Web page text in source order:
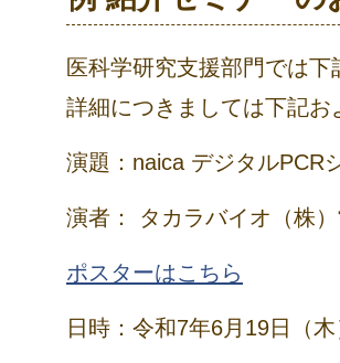
医科学研究支援部門では
詳細につきましては下記
演題：naica デジタルPCR
演者： タカラバイオ（
ポスターはこちら
日時：令和7年6月19日（